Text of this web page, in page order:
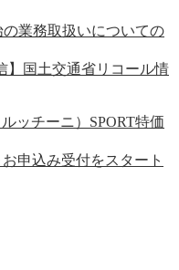
の業務取扱いについての
】国土交通省リコール情
ッチーニ）SPORT特価
申込み受付をスタート